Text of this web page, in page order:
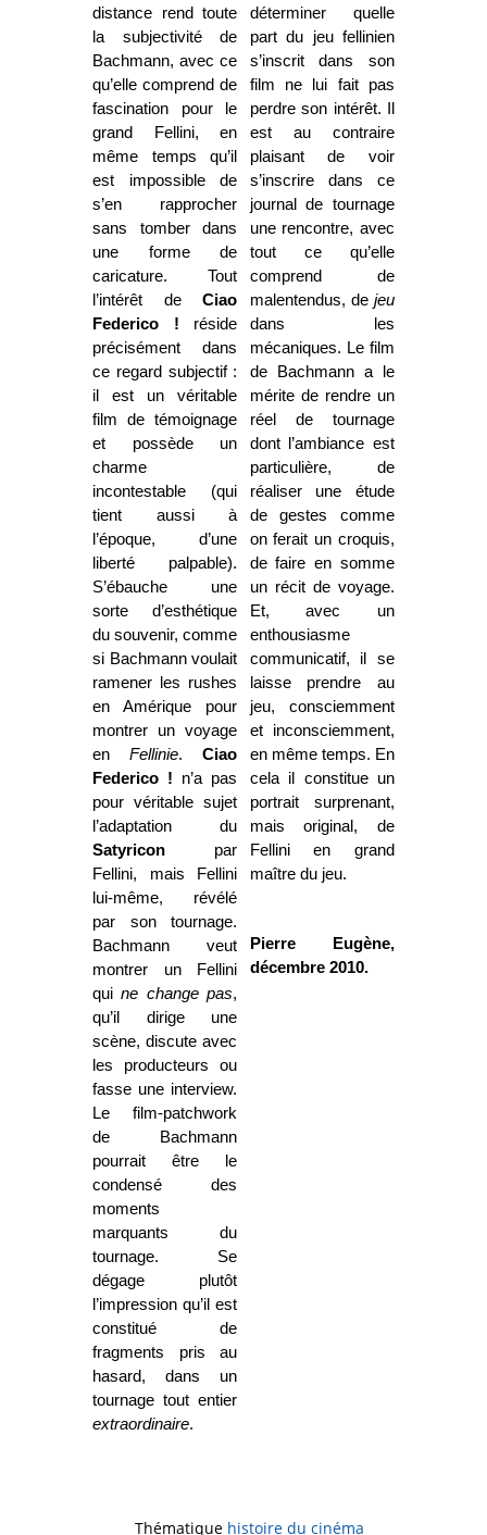
distance rend toute
la subjectivité de
Bachmann, avec ce
qu’elle comprend de
fascination pour le
grand Fellini, en
même temps qu’il
est impossible de
s’en rapprocher
sans tomber dans
une forme de
caricature. Tout
l’intérêt deCiao
Federico ! réside
précisément dans
ce regard subjectif :
il est un véritable
film de témoignage
et possède un
charme
incontestable (qui
tient aussi à
l’époque, d’une
liberté palpable).
S’ébauche une
sorte d’esthétique
du souvenir, comme
si Bachmann voulait
ramener les rushes
en Amérique pour
montrer un voyage
enFellinie.Ciao
Federico ! n’a pas
pour véritable sujet
l’adaptation du
Satyricon par
Fellini, mais Fellini
lui-même, révélé
par son tournage.
Bachmann veut
montrer un Fellini
quine change pas,
qu’il dirige une
scène, discute avec
les producteurs ou
fasse une interview.
Le film-patchwork
de Bachmann
pourrait être le
condensé des
moments
marquants du
tournage. Se
dégage plutôt
l’impression qu’il est
constitué de
fragments pris au
hasard, dans un
tournage tout entier
extraordinaire.
déterminer quelle
part du jeu fellinien
s’inscrit dans son
film ne lui fait pas
perdre son intérêt. Il
est au contraire
plaisant de voir
s’inscrire dans ce
journal de tournage
une rencontre, avec
tout ce qu’elle
comprend de
malentendus, de jeu
dans les
mécaniques. Le film
de Bachmann a le
mérite de rendre un
réel de tournage
dont l’ambiance est
particulière, de
réaliser une étude
de gestes comme
on ferait un croquis,
de faire en somme
un récit de voyage.
Et, avec un
enthousiasme
communicatif, il se
laisse prendre au
jeu, consciemment
et inconsciemment,
en même temps. En
cela il constitue un
portrait surprenant,
mais original, de
Fellini en grand
maître du jeu.
Pierre Eugène,
décembre 2010.
Thématique histoire du cinéma